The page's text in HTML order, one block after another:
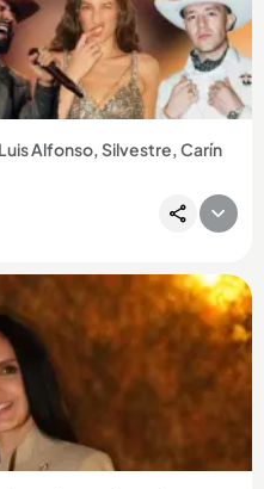
Noticia
Alfonso, Silvestre, Carín
los parches donde le suenan
ser el evento que más
Noticia